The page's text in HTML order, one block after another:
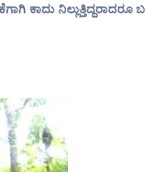
ಕಾದು ನಿಲ್ಲುತ್ತಿದ್ದರಾದರೂ